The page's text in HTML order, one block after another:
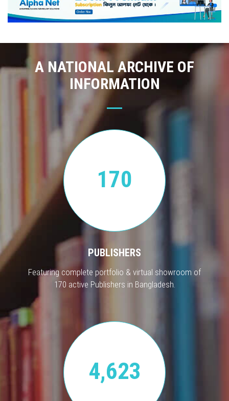
A NATIONAL ARCHIVE OF
INFORMATION
170
PUBLISHERS
Featuring complete portfolio & virtual showroom of
170 active Publishers in Bangladesh.
4,623